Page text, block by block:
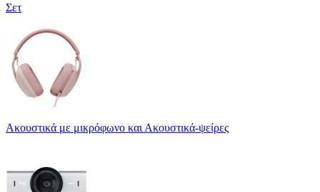
Σετ
Ακουστικά με μικρόφωνο και Ακουστικά-ψείρες